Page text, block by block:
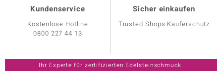
Kundenservice
Kostenlose Hotline
0800 227 44 13
Sicher einkaufen
Trusted Shops Käuferschutz
Ihr Experte für zertifizierten Edelsteinschmuck.